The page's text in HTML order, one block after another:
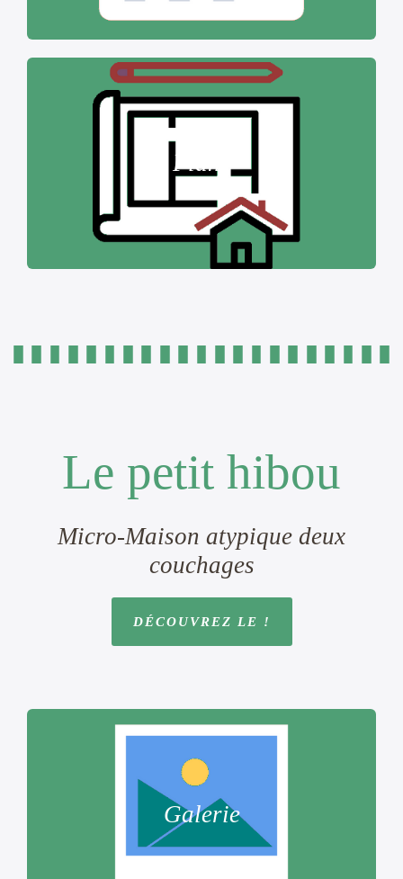
Plans
Le petit hibou
Micro-Maison atypique deux
couchages
DÉCOUVREZ LE !
Galerie